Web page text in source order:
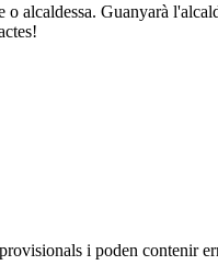
o alcaldessa. Guanyarà
i poden contenir